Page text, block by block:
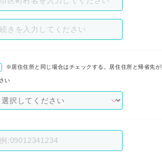
※居住住所と同じ場合はチェックする。居住住所と帰省先が
い